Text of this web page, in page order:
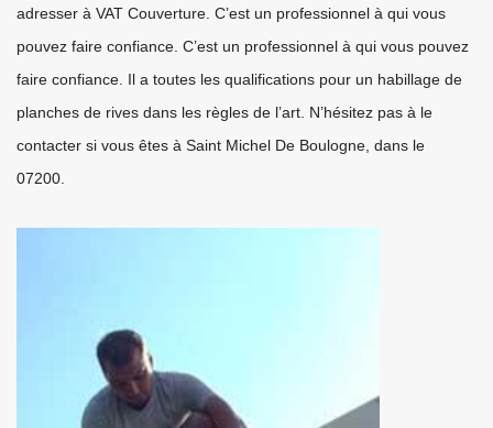
adresser à VAT Couverture. C’est un professionnel à qui vous
pouvez faire confiance. C’est un professionnel à qui vous pouvez
faire confiance. Il a toutes les qualifications pour un habillage de
planches de rives dans les règles de l’art. N’hésitez pas à le
contacter si vous êtes à Saint Michel De Boulogne, dans le
07200.